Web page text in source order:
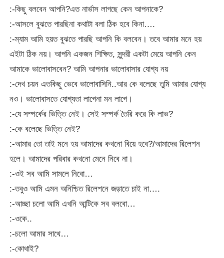
:-কিছু বলবেন আপনি?এত নার্ভাস লাগছে কেন আপনাকে?
:-আসলে বুঝতে পারছিনা কথাটা বলা ঠিক হবে কিনা….
:-ম্যাম আমি হয়ত বুঝতে পারছি আপনি কি বলবেন। তবে আমার মনে হয়
এইটা ঠিক নয়। আপনি একজন শিক্ষিত, সুন্দরী একটা মেয়ে আপনি কেন
আমাকে ভালোবাসবেন? আমি আপনার ভালোবাসার যোগ্য নয়
:-দেখ চয়ন এতকিছু ভেবে ভালোবাসিনি..আর কে বলেছে তুমি আমার যোগ্য
নও। ভালোবাসতে যোগ্যতা লাগেনা মন লাগে।
:-যে সম্পর্কের ভিত্তি নেই। সেই সম্পর্ক তৈরি করে কি লাভ?
:-কে বলেছে ভিত্তি নেই?
:-আমার তো তাই মনে হয় আমাদের কখনো বিয়ে হবে?/আমাদের রিলেশন
হলে। আমাদের পরিবার কখনো মেনে নিবে না।
:-ওই সব আমি সামলে নিবো…
:-তবুও আমি এমন অনিশ্চিত রিলেশনে জড়াতে চাই না….
:-আচ্ছা চলো আমি এখনি আন্টিকে সব বলবো…
:-ওকে..
:-চলো আমার সাথে…
:-কোথাই?